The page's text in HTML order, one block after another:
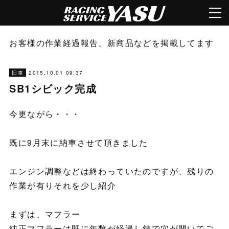
お客様の作業経過報告、新商品などを掲載してます
旧車 2015.10.01 09:37
SB1シビック完成
今更ながら・・・
既に9月末に納車させて頂きました
エンジン調整などは終わっていたのですが、残りの
作業が有りそれを少し紹介
まずは、マフラー